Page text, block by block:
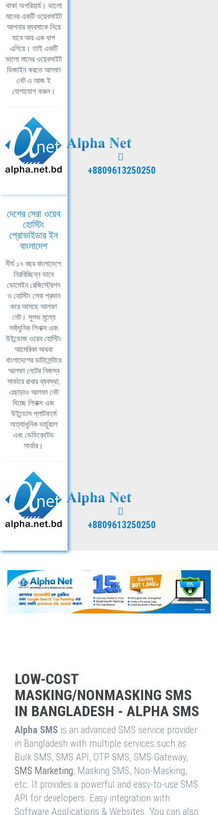
থাকা অপরিহার্য। ভালো
মানের একটি ওয়েবসাইট
আপনার ব্যবসাকে নিয়ে
যাবে আর এক ধাপ
এগিয়ে। তাই একটি
ভালো মানের ওয়েবসাইট
ডিজাইন করতে আলফা
নেট এ আজ ই
যোগাযোগ করুন।
+8809613250250
দেশের সেরা ওয়েব
হোস্টিং
প্রোভাইডার ইন
বাংলাদেশ
দীর্ঘ ১৭ বছর বাংলাদেশে
নিরবিচ্ছিন্ন ভাবে
ডোমেইন রেজিস্ট্রেশন
ও হোস্টিং সেবা প্রদান
করে আসছে আলফা
নেট। সুলভ মূল্যে
সর্বাধুনিক লিনাক্স এবং
উইন্ডোজ ওয়েব হোস্টিং
আমেরিকা অথবা
বাংলাদেশের ডাটাসেন্টারে
আলফা নেটের নিজস্ব
সার্ভারে রাখার ব্যবস্থা,
এছাড়াও আলফা নেট
দিচ্ছে লিনাক্স এবং
উইন্ডোস প্লাটফর্মে
অত্যাধুনিক ভার্চুয়াল
এবং ডেডিকেটেড
সার্ভার।
+8809613250250
LOW-COST
MASKING/NONMASKING SMS
IN BANGLADESH - ALPHA SMS
Alpha SMS is an advanced SMS service provider
in Bangladesh with multiple services such as
Bulk SMS, SMS API, OTP SMS, SMS Gateway,
SMS Marketing, Masking SMS, Non-Masking,
etc. It provides a powerful and easy-to-use SMS
API for developers. Easy integration with
Software Applications & Websites. You can also